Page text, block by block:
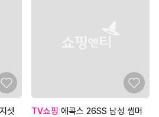
TV쇼핑